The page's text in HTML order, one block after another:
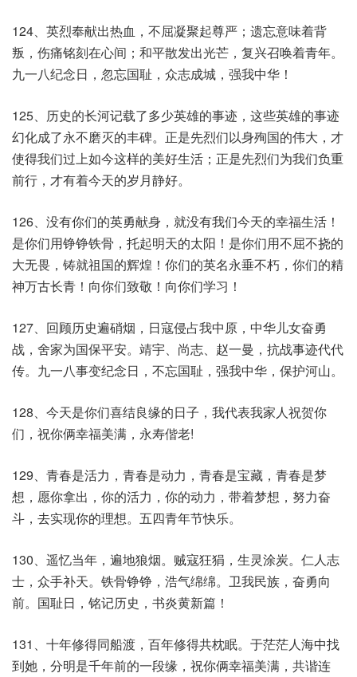
124、英烈奉献出热血，不屈凝聚起尊严；遗忘意味着背
叛，伤痛铭刻在心间；和平散发出光芒，复兴召唤着青年。
九一八纪念日，忽忘国耻，众志成城，强我中华！
125、历史的长河记载了多少英雄的事迹，这些英雄的事迹
幻化成了永不磨灭的丰碑。正是先烈们以身殉国的伟大，才
使得我们过上如今这样的美好生活；正是先烈们为我们负重
前行，才有着今天的岁月静好。
126、没有你们的英勇献身，就没有我们今天的幸福生活！
是你们用铮铮铁骨，托起明天的太阳！是你们用不屈不挠的
大无畏，铸就祖国的辉煌！你们的英名永垂不朽，你们的精
神万古长青！向你们致敬！向你们学习！
127、回顾历史遍硝烟，日寇侵占我中原，中华儿女奋勇
战，舍家为国保平安。靖宇、尚志、赵一曼，抗战事迹代代
传。九一八事变纪念日，不忘国耻，强我中华，保护河山。
128、今天是你们喜结良缘的日子，我代表我家人祝贺你
们，祝你俩幸福美满，永寿偕老!
129、青春是活力，青春是动力，青春是宝藏，青春是梦
想，愿你拿出，你的活力，你的动力，带着梦想，努力奋
斗，去实现你的理想。五四青年节快乐。
130、遥忆当年，遍地狼烟。贼寇狂狷，生灵涂炭。仁人志
士，众手补天。铁骨铮铮，浩气绵绵。卫我民族，奋勇向
前。国耻日，铭记历史，书炎黄新篇！
131、十年修得同船渡，百年修得共枕眠。于茫茫人海中找
到她，分明是千年前的一段缘，祝你俩幸福美满，共谐连